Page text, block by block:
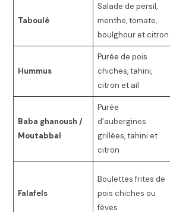
Taboulé
Salade de persil,
menthe, tomate,
boulghour et citron
Hummus
Purée de pois
chiches, tahini,
citron et ail
Baba ghanoush /
Moutabbal
Purée
d’aubergines
grillées, tahini et
citron
Falafels
Boulettes frites de
pois chiches ou
fèves